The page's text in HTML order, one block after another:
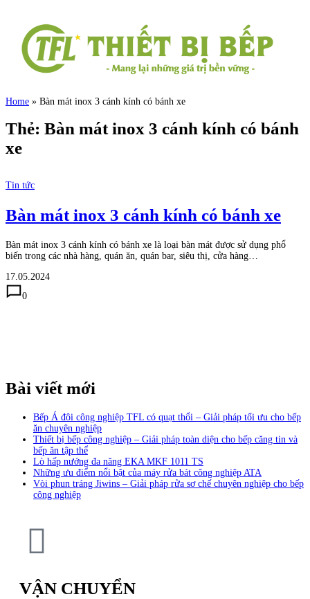
Home » Bàn mát inox 3 cánh kính có bánh xe
Thẻ: Bàn mát inox 3 cánh kính có bánh
xe
Tin tức
Bàn mát inox 3 cánh kính có bánh xe
Bàn mát inox 3 cánh kính có bánh xe là loại bàn mát được sử dụng phổ
biến trong các nhà hàng, quán ăn, quán bar, siêu thị, cửa hàng…
17.05.2024
0
Bài viết mới
Bếp Á đôi công nghiệp TFL có quạt thổi – Giải pháp tối ưu cho bếp
ăn chuyên nghiệp
Thiết bị bếp công nghiệp – Giải pháp toàn diện cho bếp căng tin và
bếp ăn tập thể
Lò hấp nướng đa năng EKA MKF 1011 TS
Những ưu điểm nổi bật của máy rửa bát công nghiệp ATA
Vòi phun tráng Jiwins – Giải pháp rửa sơ chế chuyên nghiệp cho bếp
công nghiệp
VẬN CHUYỂN